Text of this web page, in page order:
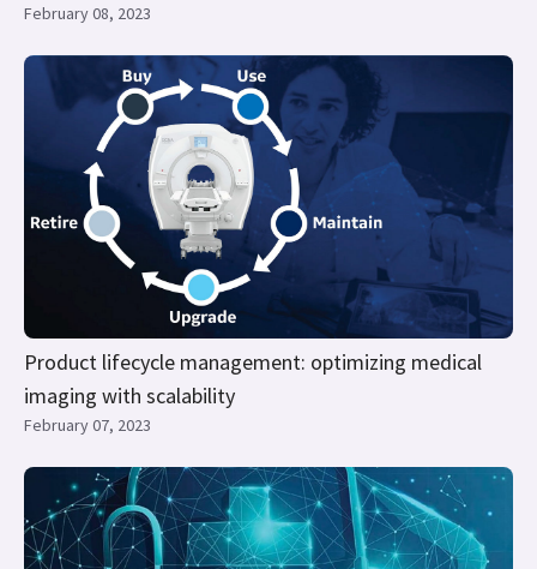
February 08, 2023
Product lifecycle management: optimizing medical
imaging with scalability
February 07, 2023